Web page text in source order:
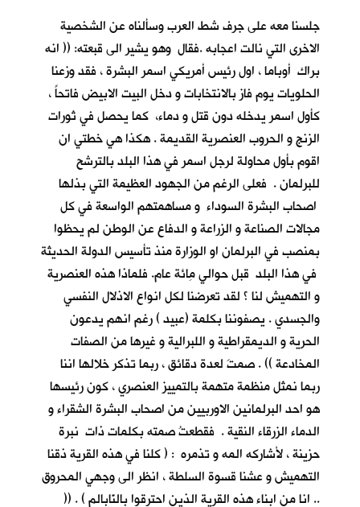
جلسنا معه على جرف شط العرب وسألناه عن الشخصية
الاخرى التي نالت اعجابه .فقال وهو يشير الى قبعته: (( انه
براك أوباما ، اول رئيس أمريكي اسمر البشرة ، فقد وزعنا
الحلويات يوم فاز بالانتخابات و دخل البيت الابيض فاتحاً ،
كأول اسمر يدخله دون قتل و دماء، كما يحصل في ثورات
الزنج و الحروب العنصرية القديمة . هكذا هي خطتي ان
اقوم بأول محاولة لرجل اسمر في هذا البلد بالترشح
للبرلمان . فعلى الرغم من الجهود العظيمة التي بذلها
اصحاب البشرة السوداء و مساهمتهم الواسعة في كل
مجالات الصناعة و الزراعة و الدفاع عن الوطن لم يحظوا
بمنصب في البرلمان او الوزارة منذ تأسيس الدولة الحديثة
في هذا البلد قبل حوالي مِائة عام. فلماذا هذه العنصرية
و التهميش لنا ؟ لقد تعرضنا لكل انواع الاذلال النفسي
والجسدي . يصفوننا بكلمة (عبيد ) رغم انهم يدعون
الحرية و الديمقراطية و اللبرالية و غيرها من الصفات
المخادعة )) . صمتَ لعدة دقائق ، ربما تذكر خلالها اننا
ربما نمثل منظمة متهمة بالتمييز العنصري ، كون رئيسها
هو احد البرلمانين الاوربيين من اصحاب البشرة الشقراء و
الدماء الزرقاء النقية . فقطعتُ صمته بكلمات ذات نبرة
حزينة ، لأشاركه المه و تذمره : ( كلنا في هذه القرية ذقنا
التهميش و عشنا قسوة السلطة ، انظر الى وجهي المحروق
.. انا من ابناء هذه القرية الذين احترقوا بالنّابالم ) . ((